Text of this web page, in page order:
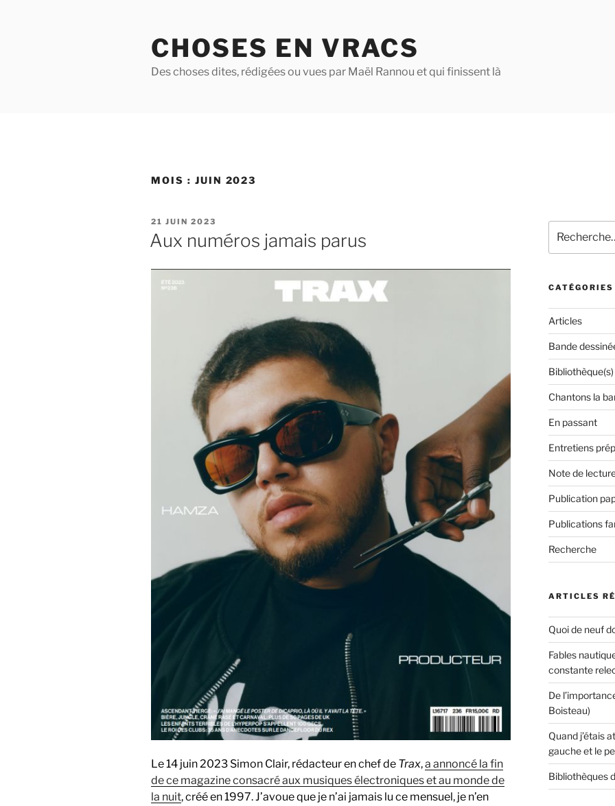
CHOSES EN VRACS
Des choses dites, rédigées ou vues par Maël Rannou et qui finissent là
MOIS : JUIN 2023
PUBLIÉ
LE
21 JUIN 2023
Aux numéros jamais parus
Le 14 juin 2023 Simon Clair, rédacteur en chef de Trax,a annoncé la fin
de ce magazine consacré aux musiques électroniques et au monde de
la nuit, créé en 1997. J’avoue que je n’ai jamais lu ce mensuel, je n’en
pour
:
CATÉGORIES
Articles
Bande
Bibliothèque(s)
Chantons la
En passant
Entretiens
Note de
Publication
Publications
Recherche
ARTICLES
Quoi de neuf
Fables
constante
De
Boisteau)
Quand j’étais
gauche et le
Bibliothèques